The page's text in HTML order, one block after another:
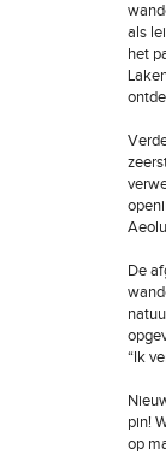
als
het
De
“Ik
pin!
op